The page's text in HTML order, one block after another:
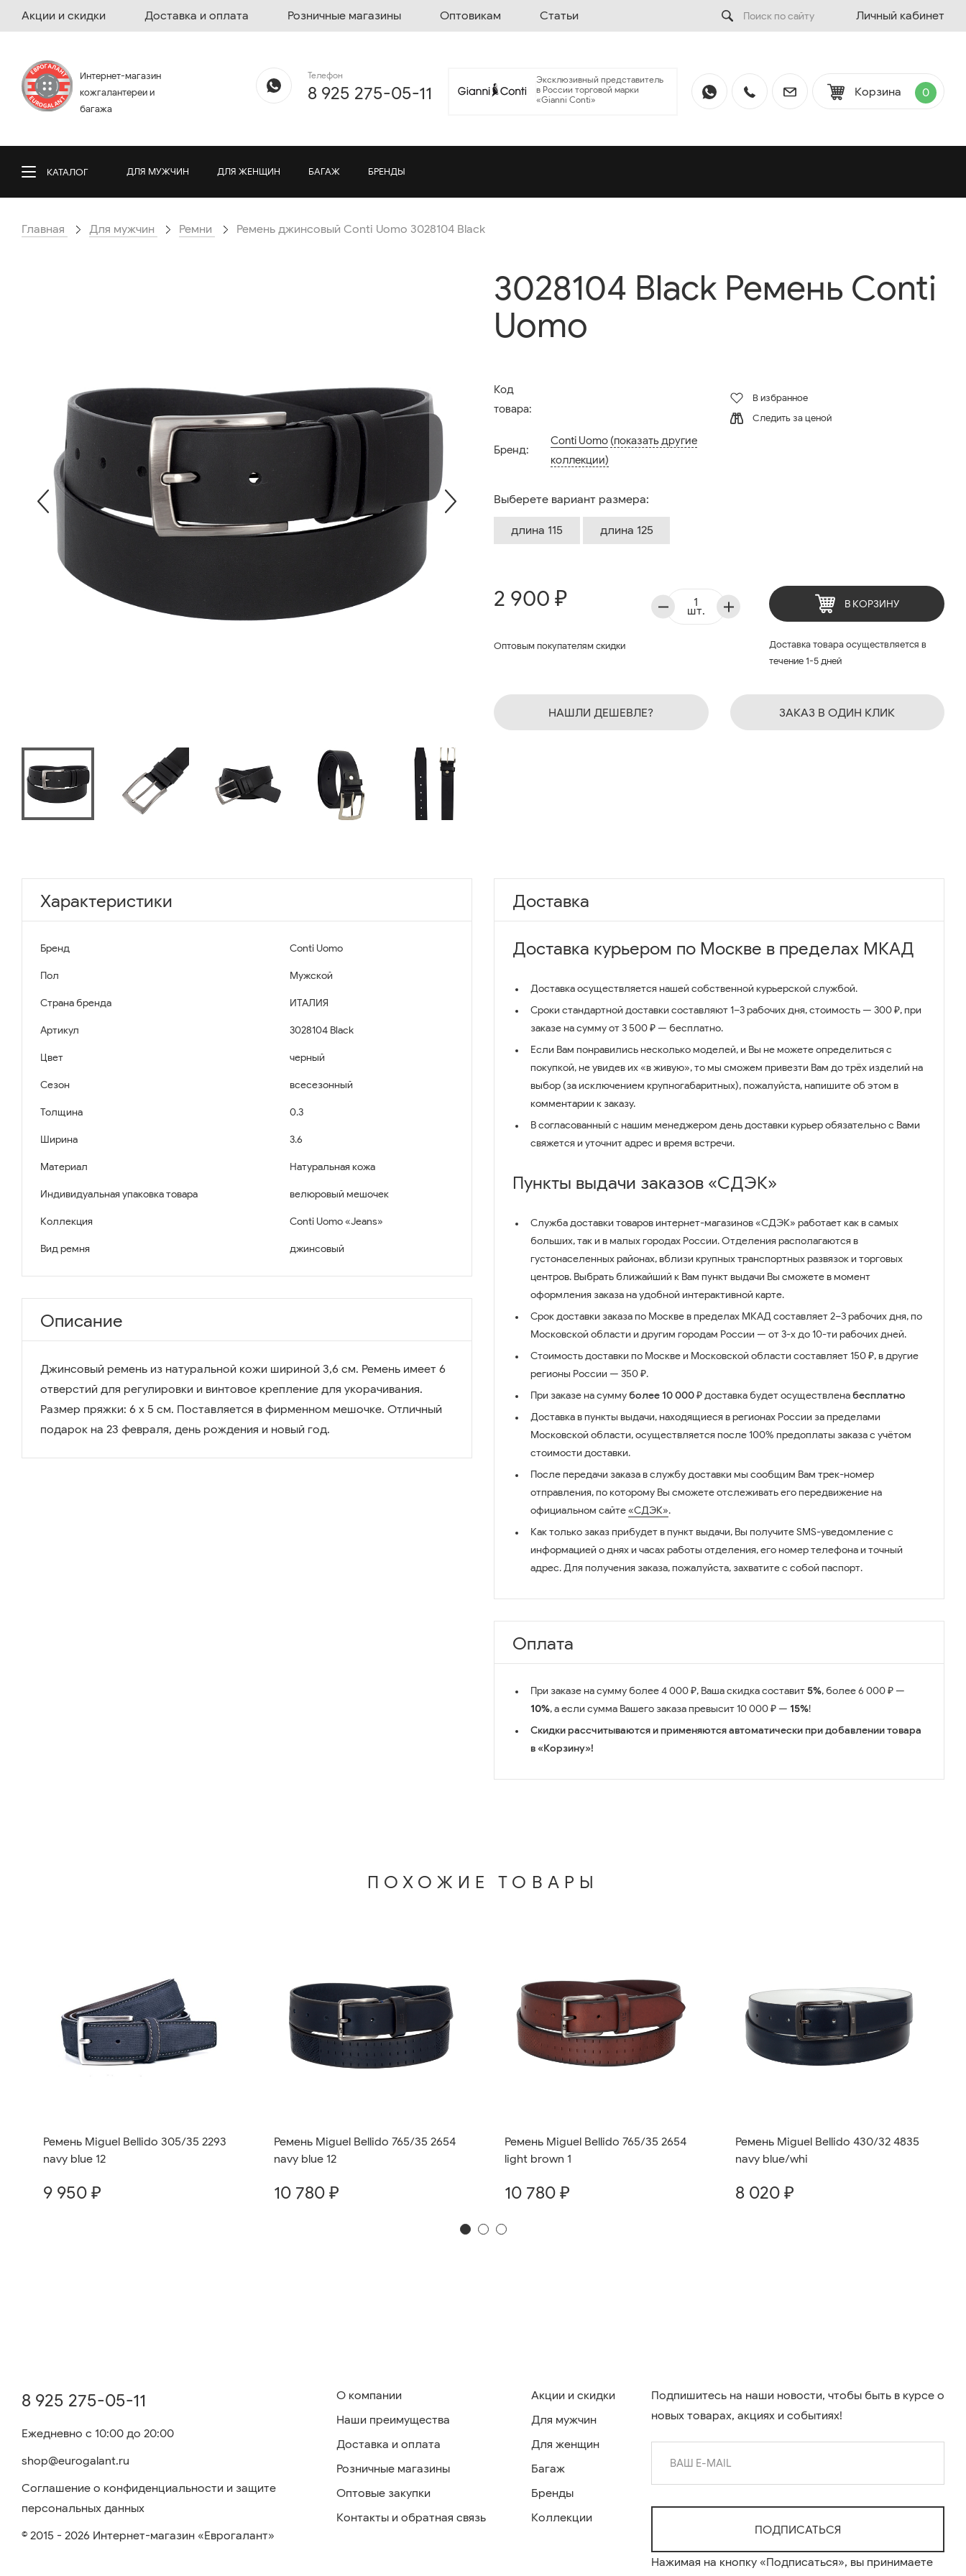
Акции и скидки Доставка и оплата Розничные магазины Оптовикам Статьи Личный кабинет
Интернет-магазин
кожгалантереи и
багажа
Телефон
8 925 275-05-11
Эксклюзивный представитель
в России торговой марки
«Gianni Conti»
Корзина 0
КАТАЛОГ ДЛЯ МУЖЧИН ДЛЯ ЖЕНЩИН БАГАЖ БРЕНДЫ
Главная Для мужчин Ремни Ремень джинсовый Conti Uomo 3028104 Black
3028104 Black Ремень Conti
Uomo
Код
товара:
Бренд:
Conti Uomo (показать другие
коллекции)
В избранное
Следить за ценой
Выберете вариант размера:
длина 115 длина 125
2 900 ₽
Оптовым покупателям скидки
шт. В КОРЗИНУ
Доставка товара осуществляется в
течение 1-5 дней
НАШЛИ ДЕШЕВЛЕ? ЗАКАЗ В ОДИН КЛИК
Характеристики
Бренд Conti Uomo
Пол Мужской
Страна бренда ИТАЛИЯ
Артикул 3028104 Black
Цвет черный
Сезон всесезонный
Толщина 0.3
Ширина 3.6
Материал Натуральная кожа
Индивидуальная упаковка товара велюровый мешочек
Коллекция Conti Uomo «Jeans»
Вид ремня джинсовый
Описание
Джинсовый ремень из натуральной кожи шириной 3,6 см. Ремень имеет 6
отверстий для регулировки и винтовое крепление для укорачивания.
Размер пряжки: 6 х 5 см. Поставляется в фирменном мешочке. Отличный
подарок на 23 февраля, день рождения и новый год.
Доставка
Доставка курьером по Москве в пределах МКАД
Доставка осуществляется нашей собственной курьерской службой.
Сроки стандартной доставки составляют 1–3 рабочих дня, стоимость — 300 ₽, при
заказе на сумму от 3 500 ₽ — бесплатно.
Если Вам понравились несколько моделей, и Вы не можете определиться с
покупкой, не увидев их «в живую», то мы сможем привезти Вам до трёх изделий на
выбор (за исключением крупногабаритных), пожалуйста, напишите об этом в
комментарии к заказу.
В согласованный с нашим менеджером день доставки курьер обязательно с Вами
свяжется и уточнит адрес и время встречи.
Пункты выдачи заказов «СДЭК»
Служба доставки товаров интернет-магазинов «СДЭК» работает как в самых
больших, так и в малых городах России. Отделения располагаются в
густонаселенных районах, вблизи крупных транспортных развязок и торговых
центров. Выбрать ближайший к Вам пункт выдачи Вы сможете в момент
оформления заказа на удобной интерактивной карте.
Срок доставки заказа по Москве в пределах МКАД составляет 2–3 рабочих дня, по
Московской области и другим городам России — от 3-х до 10-ти рабочих дней.
Стоимость доставки по Москве и Московской области составляет 150 ₽, в другие
регионы России — 350 ₽.
При заказе на суммуболее 10 000 ₽доставка будет осуществленабесплатно
Доставка в пункты выдачи, находящиеся в регионах России за пределами
Московской области, осуществляется после 100% предоплаты заказа с учётом
стоимости доставки.
После передачи заказа в службу доставки мы сообщим Вам трек-номер
отправления, по которому Вы сможете отслеживать его передвижение на
официальном сайте«СДЭК».
Как только заказ прибудет в пункт выдачи, Вы получите SMS-уведомление с
информацией о днях и часах работы отделения, его номер телефона и точный
адрес. Для получения заказа, пожалуйста, захватите с собой паспорт.
Оплата
При заказе на сумму более 4 000 ₽, Ваша скидка составит5%, более 6 000 ₽ —
10%, а если сумма Вашего заказа превысит 10 000 ₽ — 15%!
Скидки рассчитываются и применяются автоматически при добавлении товара
в «Корзину»!
ПОХОЖИЕ ТОВАРЫ
Ремень Miguel Bellido 305/35 2293
navy blue 12
9 950 ₽
Ремень Miguel Bellido 765/35 2654
navy blue 12
10 780 ₽
Ремень Miguel Bellido 765/35 2654
light brown 1
10 780 ₽
Ремень Miguel Bellido 430/32 4835
navy blue/whi
8 020 ₽
8 925 275-05-11
Ежедневно с 10:00 до 20:00
shop@eurogalant.ru
Соглашение о конфиденциальности и защите
персональных данных
© 2015 - 2026 Интернет-магазин «Еврогалант»
О компании
Наши преимущества
Доставка и оплата
Розничные магазины
Оптовые закупки
Контакты и обратная связь
Акции и скидки
Для мужчин
Для женщин
Багаж
Бренды
Коллекции
Подпишитесь на наши новости, чтобы быть в курсе о
новых товарах, акциях и событиях!
Нажимая на кнопку «Подписаться», вы принимаете